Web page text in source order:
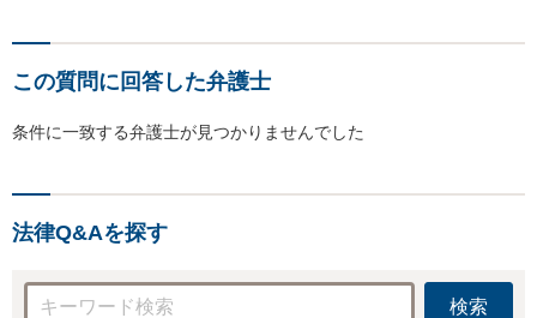
この質問に回答した弁護士
条件に一致する弁護士が見つかりませんでした
法律Q&Aを探す
検索